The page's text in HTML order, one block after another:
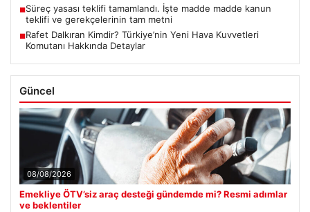
■Süreç yasası teklifi tamamlandı. İşte madde madde kanun
teklifi ve gerekçelerinin tam metni
■Rafet Dalkıran Kimdir? Türkiye’nin Yeni Hava Kuvvetleri
Komutanı Hakkında Detaylar
Güncel
08/08/2026
Emekliye ÖTV’siz araç desteği gündemde mi? Resmi adımlar
ve beklentiler